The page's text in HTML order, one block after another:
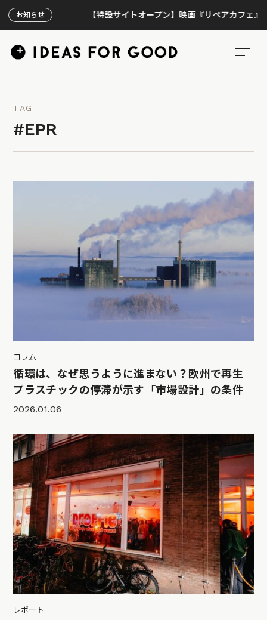
お知らせ 【特設サイトオープン】映画『リペアカフェ』、上映
TAG
#EPR
コラム
循環は、なぜ思うように進まない？欧州で再生
プラスチックの停滞が示す「市場設計」の条件
2026.01.06
レポート